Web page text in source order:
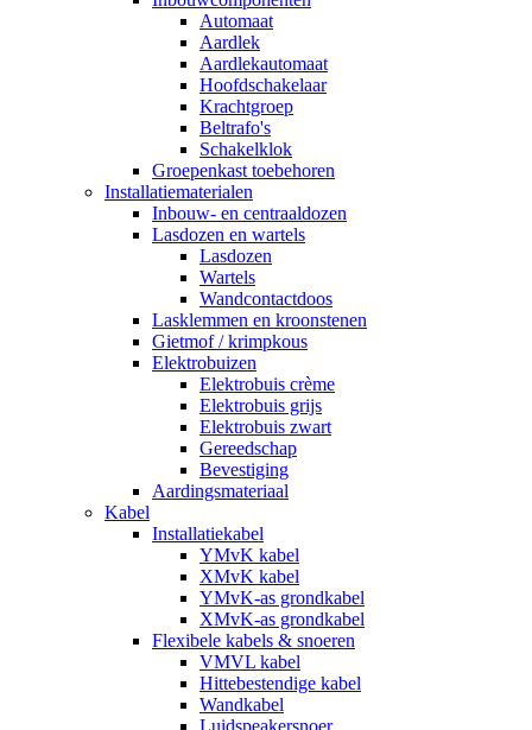
Automaat
Aardlek
Aardlekautomaat
Hoofdschakelaar
Krachtgroep
Beltrafo's
Schakelklok
Groepenkast toebehoren
Installatiematerialen
Inbouw- en centraaldozen
Lasdozen en wartels
Lasdozen
Wartels
Wandcontactdoos
Lasklemmen en kroonstenen
Gietmof / krimpkous
Elektrobuizen
Elektrobuis crème
Elektrobuis grijs
Elektrobuis zwart
Gereedschap
Bevestiging
Aardingsmateriaal
Kabel
Installatiekabel
YMvK kabel
XMvK kabel
YMvK-as grondkabel
XMvK-as grondkabel
Flexibele kabels & snoeren
VMVL kabel
Hittebestendige kabel
Wandkabel
Luidspeakersnoer